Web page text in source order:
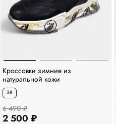
Кроссовки зимние из
натуральной кожи
38
6 490 ₽
2 500 ₽